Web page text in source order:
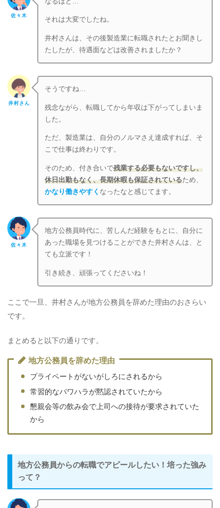
佐々木
それは大変でしたね。
井村さんは、その後製造業に転職されたとお聞きし
たしたが、待遇面などは改善されましたか？
井村さん
そうですね…
残念ながら、転職してから年収は下がってしまいま
した。
ただ、製造業は、自分のノルマさえ達成すれば、そ
こで仕事は終わりです。
そのため、付き合いで残業する必要もないですし、
休日出勤もなく、長期休暇も保証されているため、
かなり働きやすく なったなと感じてます。
佐々木
地方公務員時代に、苦しんだ経験をもとに、自分に
あった職場を見つけることができた井村さんは、と
ても立派です！
引き続き、頑張ってくださいね！
ここで一旦、井村さんが地方公務員を辞めた理由のおさらい
です。
まとめると以下の通りです。
地方公務員を辞めた理由
プライベートがないがしろにされるから
常習的なパワハラが黙認されていたから
懇親会等の飲み会で上司への接待が要求されていた
から
地方公務員からの転職でアピールしたい！培った強み
って？